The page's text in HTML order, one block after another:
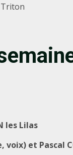
Triton
les Lilas
voix) et Pascal